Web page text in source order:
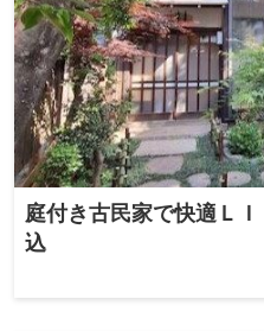
庭付き古民家で快適Ｌ
込